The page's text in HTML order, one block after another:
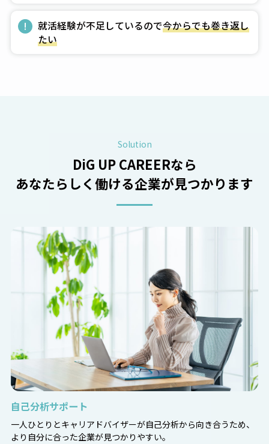
! 就活経験が不足しているので今からでも巻き返し
たい
Solution
DiG UP CAREERなら
あなたらしく働ける企業が見つかります
自己分析サポート
一人ひとりとキャリアドバイザーが自己分析から向き合うため、
より自分に合った企業が見つかりやすい。